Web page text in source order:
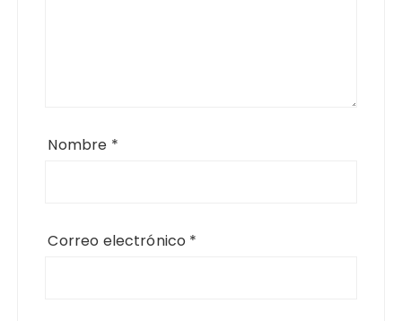
Nombre *
Correo electrónico *